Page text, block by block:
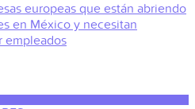
europeas que están abriendo
en México y necesitan
empleados